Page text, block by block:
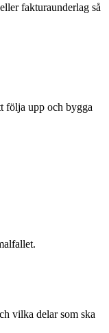
fakturaunderlag så
följa upp och bygga
vilka delar som ska